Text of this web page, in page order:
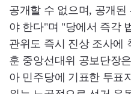
공개할 수 없으며, 공개
야 한다"며 "당에서 즉각
관위도 즉시 진상 조사에
훈 중앙선대위 공보단장
아 민주당에 기표한 투표